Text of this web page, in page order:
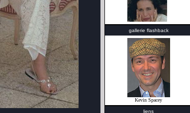
gallerie flashback
Kevin Spacey
liens